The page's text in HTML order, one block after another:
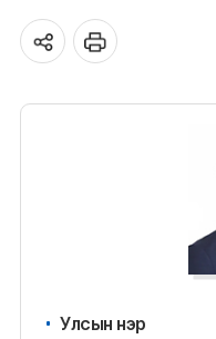
Улсын нэр